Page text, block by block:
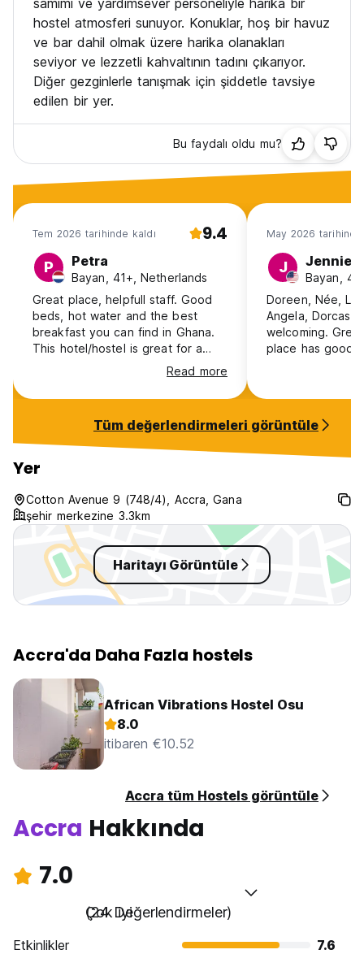
samimi ve yardımsever personeliyle harika bir
hostel atmosferi sunuyor. Konuklar, hoş bir havuz
ve bar dahil olmak üzere harika olanakları
seviyor ve lezzetli kahvaltının tadını çıkarıyor.
Diğer gezginlerle tanışmak için şiddetle tavsiye
edilen bir yer.
Bu faydalı oldu mu?
Tem 2026 tarihinde kaldı 9.4
P Petra
Bayan, 41+, Netherlands
Great place, helpfull staff. Good
beds, hot water and the best
breakfast you can find in Ghana.
This hotel/hostel is great for a
Read more
May 2026 tarihinde
J Jennie
Bayan,
Doreen, Née,
Angela, Dorcas
welcoming.
place has good
breakfast. They
hostel was like
manage by
understand why
has great
It is somewhere
Tüm değerlendirmeleri görüntüle
Yer
Cotton Avenue 9 (748/4), Accra, Gana
şehir merkezine 3.3km
Haritayı Görüntüle
Accra'da Daha Fazla hostels
African Vibrations Hostel Osu
8.0
itibaren €10.52
Accra tüm Hostels görüntüle
Accra Hakkında
7.0
Çok iyi
(24 Değerlendirmeler)
Etkinlikler
7.6